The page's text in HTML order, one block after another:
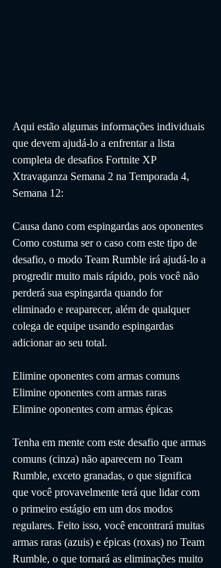
Aqui estão algumas informações individuais
que devem ajudá-lo a enfrentar a lista
completa de desafios Fortnite XP
Xtravaganza Semana 2 na Temporada 4,
Semana 12:
Causa dano com espingardas aos oponentes
Como costuma ser o caso com este tipo de
desafio, o modo Team Rumble irá ajudá-lo a
progredir muito mais rápido, pois você não
perderá sua espingarda quando for
eliminado e reaparecer, além de qualquer
colega de equipe usando espingardas
adicionar ao seu total.
Elimine oponentes com armas comuns
Elimine oponentes com armas raras
Elimine oponentes com armas épicas
Tenha em mente com este desafio que armas
comuns (cinza) não aparecem no Team
Rumble, exceto granadas, o que significa
que você provavelmente terá que lidar com
o primeiro estágio em um dos modos
regulares. Feito isso, você encontrará muitas
armas raras (azuis) e épicas (roxas) no Team
Rumble, o que tornará as eliminações muito